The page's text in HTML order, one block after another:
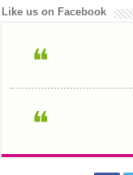
Like us on Facebook